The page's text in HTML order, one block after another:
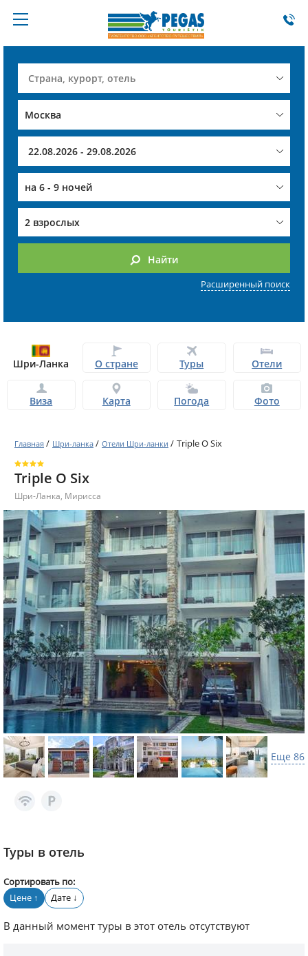
на 6 - 9 ночей
2 взрослых
Найти
Расширенный поиск
Шри-Ланка О стране Туры Отели
Виза Карта Погода Фото
Главная / Шри-ланка / Отели Шри-ланки / Triple O Six
Triple O Six
Шри-Ланка, Мирисса
Еще 86
Туры в отель
Сортировать по:
Цене ↑ Дате ↓
В данный момент туры в этот отель отсутствуют